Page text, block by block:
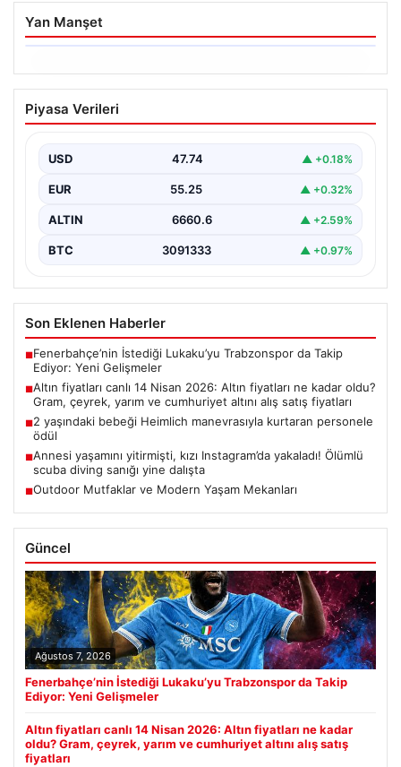
Yan Manşet
06.08.2026
Altın fiyatları canlı 14 Nisan 2026: Altın
fiyatları ne kadar oldu? Gram, çeyrek,
fiyatları
Piyasa Verileri
USD 47.74 ▲ +0.18%
EUR 55.25 ▲ +0.32%
ALTIN 6660.6 ▲ +2.59%
BTC 3091333 ▲ +0.97%
Son Eklenen Haberler
■Fenerbahçe’nin İstediği Lukaku’yu Trabzonspor da Takip
Ediyor: Yeni Gelişmeler
■Altın fiyatları canlı 14 Nisan 2026: Altın fiyatları ne kadar oldu?
Gram, çeyrek, yarım ve cumhuriyet altını alış satış fiyatları
■2 yaşındaki bebeği Heimlich manevrasıyla kurtaran personele
ödül
■Annesi yaşamını yitirmişti, kızı Instagram’da yakaladı! Ölümlü
scuba diving sanığı yine dalışta
■Outdoor Mutfaklar ve Modern Yaşam Mekanları
Güncel
Ağustos 7, 2026
Fenerbahçe’nin İstediği Lukaku’yu Trabzonspor da Takip
Ediyor: Yeni Gelişmeler
Altın fiyatları canlı 14 Nisan 2026: Altın fiyatları ne kadar
oldu? Gram, çeyrek, yarım ve cumhuriyet altını alış satış
fiyatları